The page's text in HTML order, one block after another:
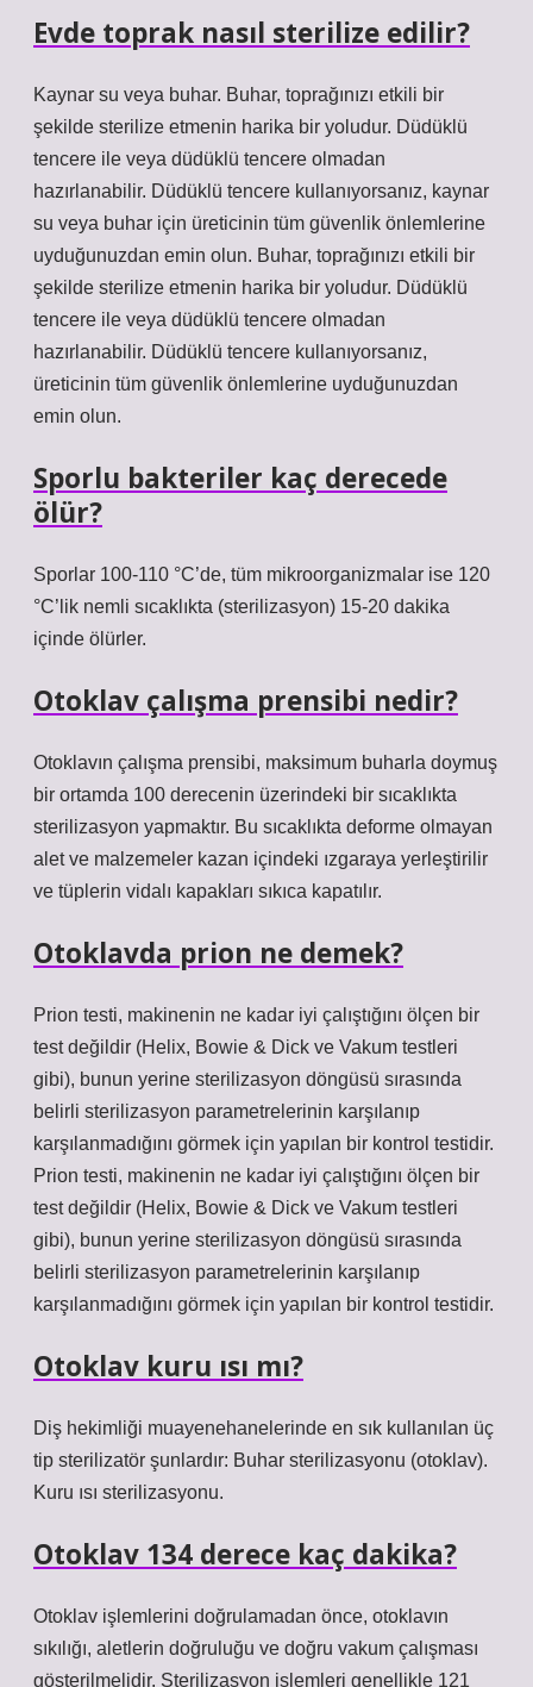
Evde toprak nasıl sterilize edilir?
Kaynar su veya buhar. Buhar, toprağınızı etkili bir
şekilde sterilize etmenin harika bir yoludur. Düdüklü
tencere ile veya düdüklü tencere olmadan
hazırlanabilir. Düdüklü tencere kullanıyorsanız, kaynar
su veya buhar için üreticinin tüm güvenlik önlemlerine
uyduğunuzdan emin olun. Buhar, toprağınızı etkili bir
şekilde sterilize etmenin harika bir yoludur. Düdüklü
tencere ile veya düdüklü tencere olmadan
hazırlanabilir. Düdüklü tencere kullanıyorsanız,
üreticinin tüm güvenlik önlemlerine uyduğunuzdan
emin olun.
Sporlu bakteriler kaç derecede
ölür?
Sporlar 100-110 °C’de, tüm mikroorganizmalar ise 120
°C’lik nemli sıcaklıkta (sterilizasyon) 15-20 dakika
içinde ölürler.
Otoklav çalışma prensibi nedir?
Otoklavın çalışma prensibi, maksimum buharla doymuş
bir ortamda 100 derecenin üzerindeki bir sıcaklıkta
sterilizasyon yapmaktır. Bu sıcaklıkta deforme olmayan
alet ve malzemeler kazan içindeki ızgaraya yerleştirilir
ve tüplerin vidalı kapakları sıkıca kapatılır.
Otoklavda prion ne demek?
Prion testi, makinenin ne kadar iyi çalıştığını ölçen bir
test değildir (Helix, Bowie & Dick ve Vakum testleri
gibi), bunun yerine sterilizasyon döngüsü sırasında
belirli sterilizasyon parametrelerinin karşılanıp
karşılanmadığını görmek için yapılan bir kontrol testidir.
Prion testi, makinenin ne kadar iyi çalıştığını ölçen bir
test değildir (Helix, Bowie & Dick ve Vakum testleri
gibi), bunun yerine sterilizasyon döngüsü sırasında
belirli sterilizasyon parametrelerinin karşılanıp
karşılanmadığını görmek için yapılan bir kontrol testidir.
Otoklav kuru ısı mı?
Diş hekimliği muayenehanelerinde en sık kullanılan üç
tip sterilizatör şunlardır: Buhar sterilizasyonu (otoklav).
Kuru ısı sterilizasyonu.
Otoklav 134 derece kaç dakika?
Otoklav işlemlerini doğrulamadan önce, otoklavın
sıkılığı, aletlerin doğruluğu ve doğru vakum çalışması
gösterilmelidir. Sterilizasyon işlemleri genellikle 121